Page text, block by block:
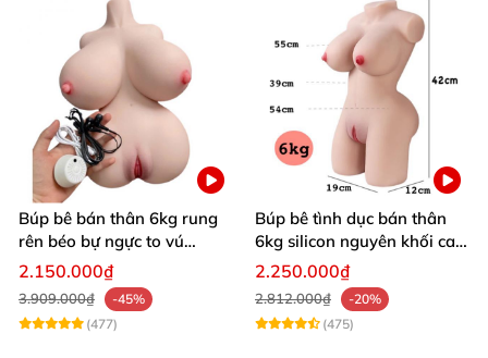
Búp bê bán thân 6kg rung
rên béo bự ngực to vú
khủng siêu múp
2.150.000₫
3.909.000₫
-45%
(477)
Búp bê tình dục bán thân
6kg silicon nguyên khối cao
cấp giá rẻ
2.250.000₫
2.812.000₫
-20%
(475)